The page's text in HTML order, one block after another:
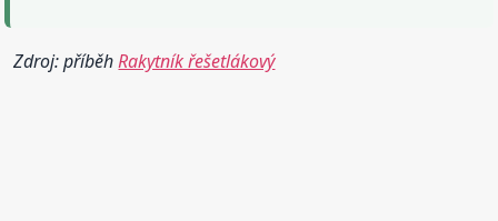
Zdroj: příběhRakytník řešetlákový